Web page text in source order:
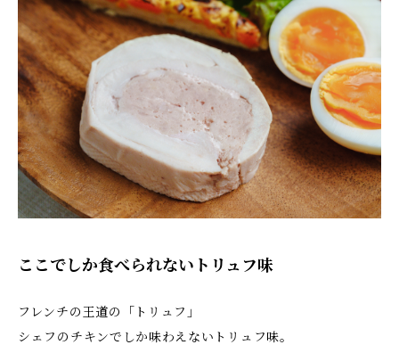
ここでしか食べられないトリュフ味
フレンチの王道の「トリュフ」
シェフのチキンでしか味わえないトリュフ味。